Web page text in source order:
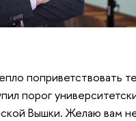
поприветствовать
порог
Вышки. Желаю вам